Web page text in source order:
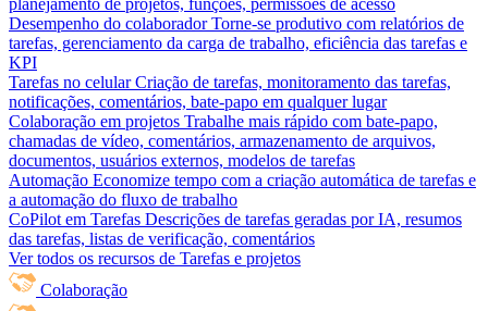
planejamento de projetos, funções, permissões de acesso
Desempenho do colaborador Torne-se produtivo com relatórios de
tarefas, gerenciamento da carga de trabalho, eficiência das tarefas e
KPI
Tarefas no celular Criação de tarefas, monitoramento das tarefas,
notificações, comentários, bate-papo em qualquer lugar
Colaboração em projetos Trabalhe mais rápido com bate-papo,
chamadas de vídeo, comentários, armazenamento de arquivos,
documentos, usuários externos, modelos de tarefas
Automação Economize tempo com a criação automática de tarefas e
a automação do fluxo de trabalho
CoPilot em Tarefas Descrições de tarefas geradas por IA, resumos
das tarefas, listas de verificação, comentários
Ver todos os recursos de Tarefas e projetos
Colaboração